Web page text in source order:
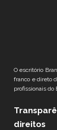
O escritório
franco e direto
profissionais do
direitos